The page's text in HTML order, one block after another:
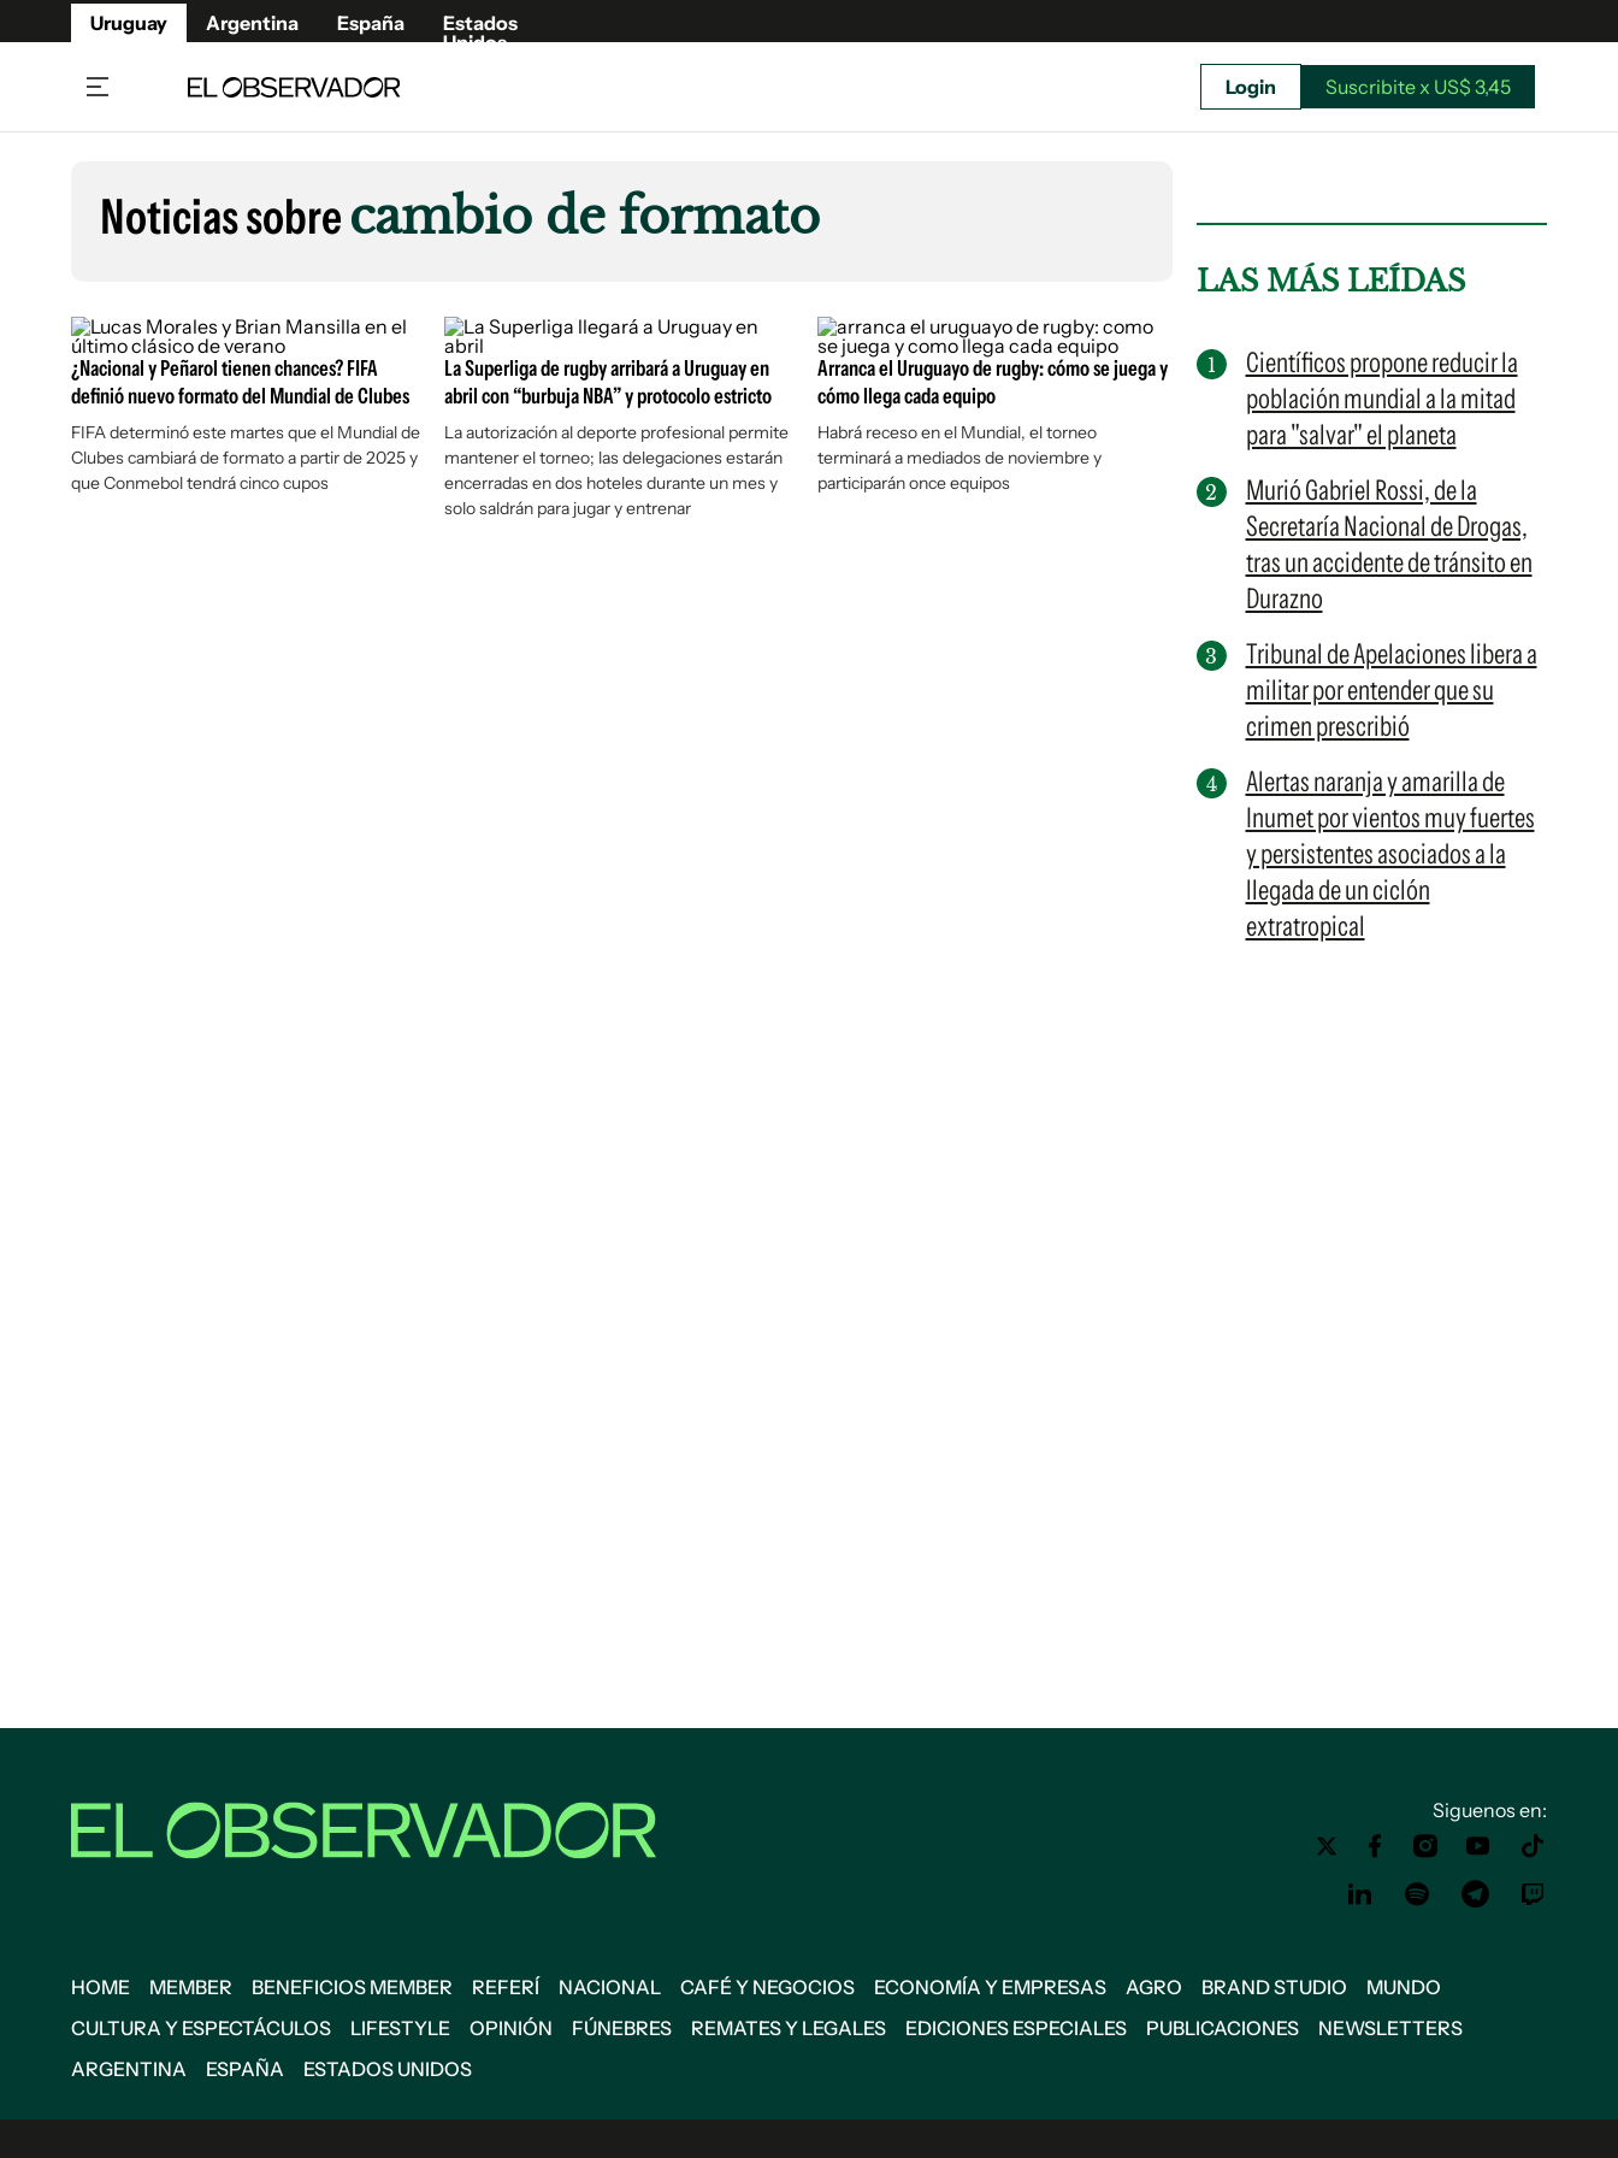
Uruguay Argentina España
Estados
Unidos
Beneficios Member
Café y Negocios
Economía y Empresas
Agro
Brand Studio
Mundo
Fúnebres
Publicaciones
Newsletters
Argentina
España
Estados Unidos
Suscribite x US$ 3,45
Login Suscribite x US$ 3,45
Noticias sobrecambio de formato
¿Nacional y Peñarol tienen chances? FIFA
definió nuevo formato del Mundial de Clubes
FIFA determinó este martes que el Mundial de
Clubes cambiará de formato a partir de 2025 y
que Conmebol tendrá cinco cupos
La Superliga de rugby arribará a Uruguay en
abril con “burbuja NBA” y protocolo estricto
La autorización al deporte profesional permite
mantener el torneo; las delegaciones estarán
encerradas en dos hoteles durante un mes y
solo saldrán para jugar y entrenar
Arranca el Uruguayo de rugby: cómo se juega y
cómo llega cada equipo
Habrá receso en el Mundial, el torneo
terminará a mediados de noviembre y
participarán once equipos
LAS MÁS LEÍDAS
Científicos propone reducir la
población mundial a la mitad
para "salvar" el planeta
Murió Gabriel Rossi, de la
Secretaría Nacional de Drogas,
tras un accidente de tránsito en
Durazno
Tribunal de Apelaciones libera a
militar por entender que su
crimen prescribió
Alertas naranja y amarilla de
Inumet por vientos muy fuertes
y persistentes asociados a la
llegada de un ciclón
extratropical
Siguenos en:
HOME MEMBER BENEFICIOS MEMBER REFERÍ NACIONAL CAFÉ Y NEGOCIOS ECONOMÍA Y EMPRESAS AGRO BRAND STUDIO
MUNDO
CULTURA Y ESPECTÁCULOS
LIFESTYLE OPINIÓN FÚNEBRES REMATES Y LEGALES EDICIONES ESPECIALES PUBLICACIONES
NEWSLETTERS
ARGENTINA
ESPAÑA ESTADOS UNIDOS